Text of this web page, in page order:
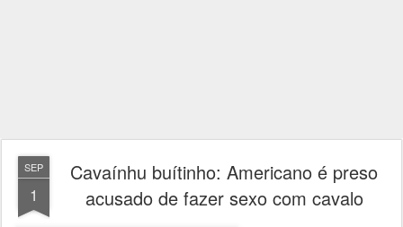
SEP
1
Cavaínhu buítinho: Americano é preso
acusado de fazer sexo com cavalo